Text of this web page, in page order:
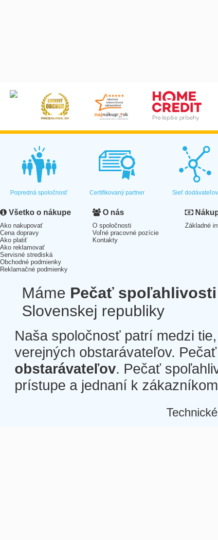
Popredná spoločnosť Certifikovaný partner Sieť dodávateľov
Všetko o nákupe
Ako nakupovať
Cena dopravy
Ako platiť
Ako reklamovať
Servisné strediská
Obchodné podmienky
Reklamačné podmienky
O nás
O spoločnosti
Voľné pracovné pozície
Kontakty
Základné
Máme Pečať spoľahlivosti
Slovenskej republiky
Naša spoločnosť patrí medzi
verejných obstarávateľov.
obstarávateľov. Pečať
prístupe a jednaní k